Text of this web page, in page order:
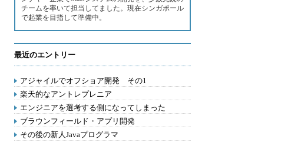
チームを率いて担当してました。現在シンガポール
で起業を目指して準備中。
最近のエントリー
アジャイルでオフショア開発 その1
楽天的なアントレプレニア
エンジニアを選考する側になってしまった
ブラウンフィールド・アプリ開発
その後の新人Javaプログラマ